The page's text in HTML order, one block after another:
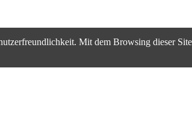
Mit dem Browsing dieser